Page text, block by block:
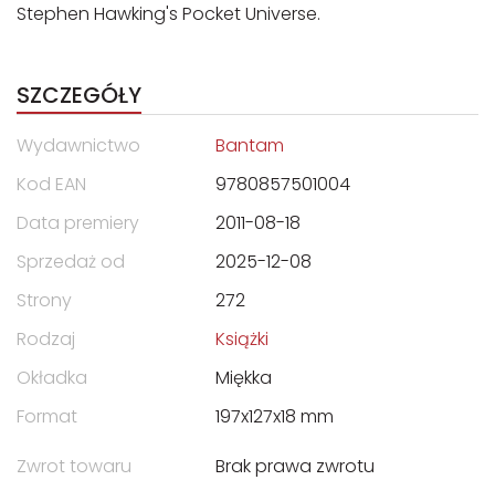
Stephen Hawking's Pocket Universe.
SZCZEGÓŁY
Wydawnictwo
Bantam
Kod EAN
9780857501004
Data premiery
2011-08-18
Sprzedaż od
2025-12-08
Strony
272
Rodzaj
Książki
Okładka
Miękka
Format
197x127x18 mm
Zwrot towaru
Brak prawa zwrotu